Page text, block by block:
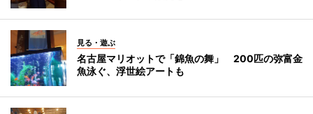
見る・遊ぶ
名古屋マリオットで「錦魚の舞」 200匹の弥富金
魚泳ぐ、浮世絵アートも